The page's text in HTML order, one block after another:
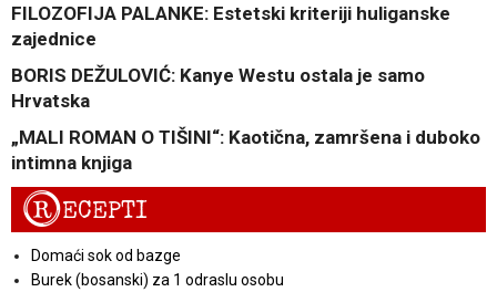
FILOZOFIJA PALANKE: Estetski kriteriji huliganske
zajednice
BORIS DEŽULOVIĆ: Kanye Westu ostala je samo
Hrvatska
„MALI ROMAN O TIŠINI“: Kaotična, zamršena i duboko
intimna knjiga
RECEPTI
Domaći sok od bazge
Burek (bosanski) za 1 odraslu osobu